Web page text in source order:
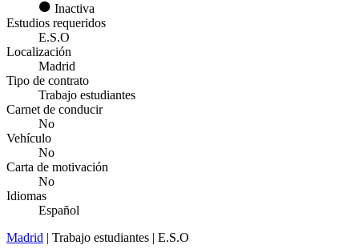
Inactiva
Estudios requeridos
E.S.O
Localización
Madrid
Tipo de contrato
Trabajo estudiantes
Carnet de conducir
No
Vehículo
No
Carta de motivación
No
Idiomas
Español
Madrid | Trabajo estudiantes | E.S.O